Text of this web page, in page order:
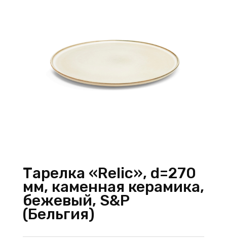
Тарелка «Relic», d=270
мм, каменная керамика,
бежевый, S&P
(Бельгия)